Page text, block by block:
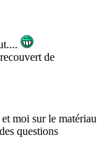
de
et moi sur le matériau
questions